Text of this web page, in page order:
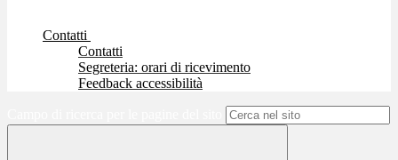
Contatti
Contatti
Segreteria: orari di ricevimento
Feedback accessibilità